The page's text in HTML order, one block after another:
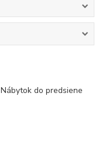
do predsiene